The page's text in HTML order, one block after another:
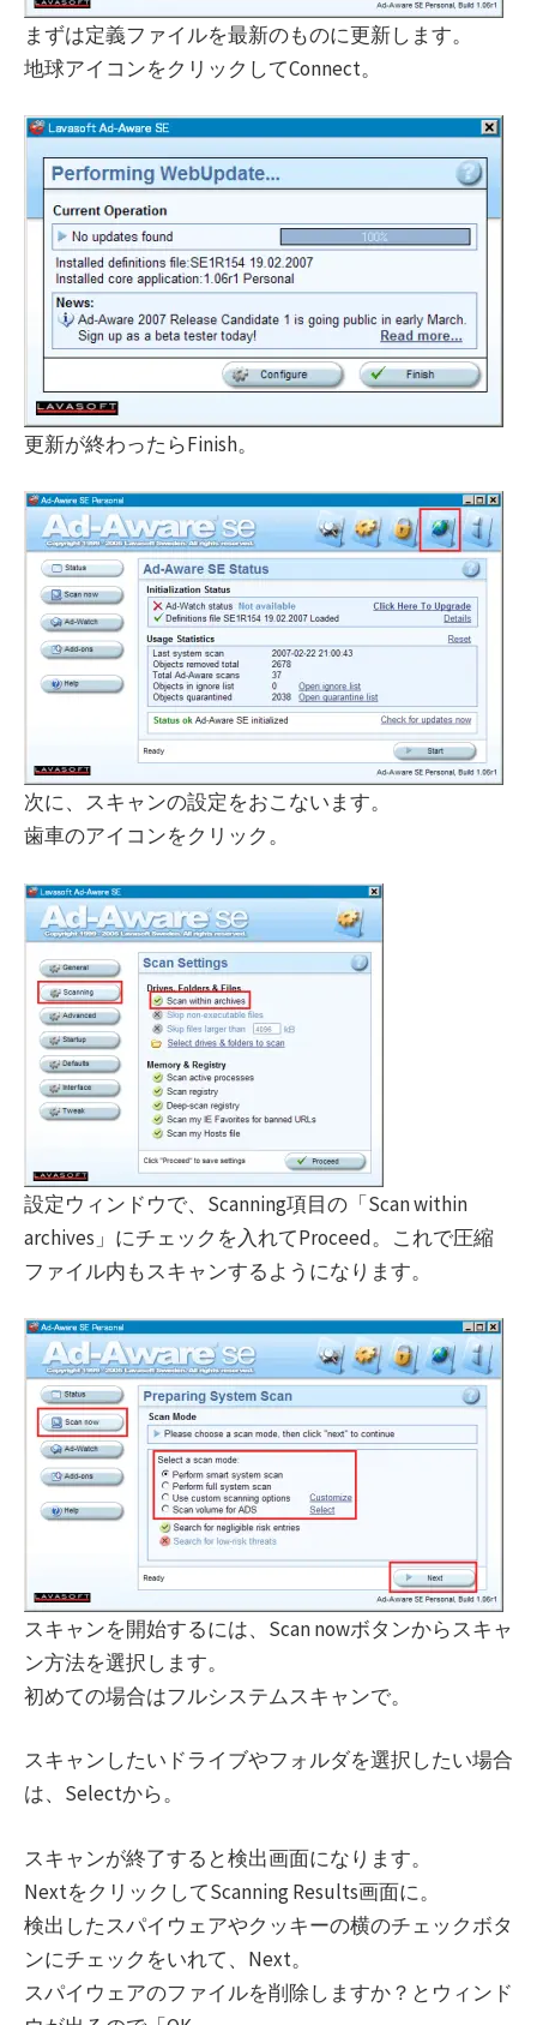
まずは定義ファイルを最新のものに更新します。
地球アイコンをクリックしてConnect。
更新が終わったらFinish。
次に、スキャンの設定をおこないます。
歯車のアイコンをクリック。
設定ウィンドウで、Scanning項目の「Scan within
archives」にチェックを入れてProceed。これで圧縮
ファイル内もスキャンするようになります。
スキャンを開始するには、Scan nowボタンからスキャ
ン方法を選択します。
初めての場合はフルシステムスキャンで。
スキャンしたいドライブやフォルダを選択したい場合
は、Selectから。
スキャンが終了すると検出画面になります。
NextをクリックしてScanning Results画面に。
検出したスパイウェアやクッキーの横のチェックボタ
ンにチェックをいれて、Next。
スパイウェアのファイルを削除しますか？とウィンド